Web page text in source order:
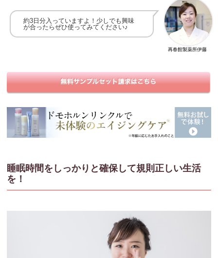
再春館製薬所伊藤
約3日分入っていますよ！少しでも興味
が合ったらぜひ使ってみてください♪
睡眠時間をしっかりと確保して規則正しい生活
を！